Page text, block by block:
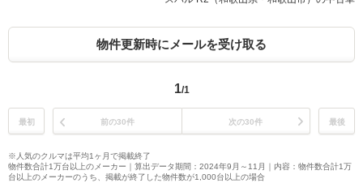
物件更新時にメールを受け取る
1/1
最初 前の30件 次の30件 最後
※人気のクルマは平均1ヶ月で掲載終了
物件数合計1万台以上のメーカー｜算出データ期間：2024年9月～11月｜内容：物件数合計1万
台以上のメーカーのうち、掲載が終了した物件数が1,000台以上の場合